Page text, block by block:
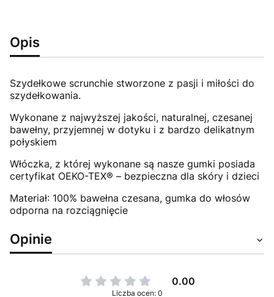
Opis
Szydełkowe scrunchie stworzone z pasji i miłości do
szydełkowania.
Wykonane z najwyższej jakości, naturalnej, czesanej
bawełny, przyjemnej w dotyku i z bardzo delikatnym
połyskiem
Włóczka, z której wykonane są nasze gumki posiada
certyfikat OEKO-TEX® – bezpieczna dla skóry i dzieci
Materiał: 100% bawełna czesana, gumka do włosów
odporna na rozciągnięcie
Opinie
0.00
Liczba ocen: 0